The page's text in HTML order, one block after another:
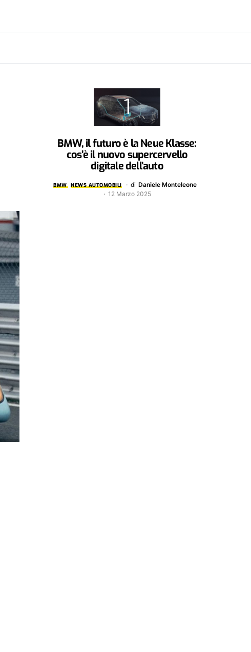
BMW, il futuro è la Neue Klasse:
cos’è il nuovo supercervello
digitale dell’auto
BMW NEWS AUTOMOBILI di Daniele Monteleone
12 Marzo 2025